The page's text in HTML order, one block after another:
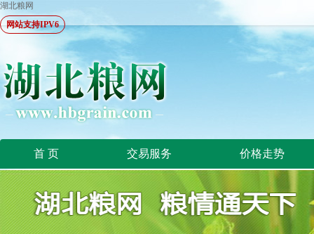
湖北粮网
网站支持IPV6
首 页 交易服务 价格走势